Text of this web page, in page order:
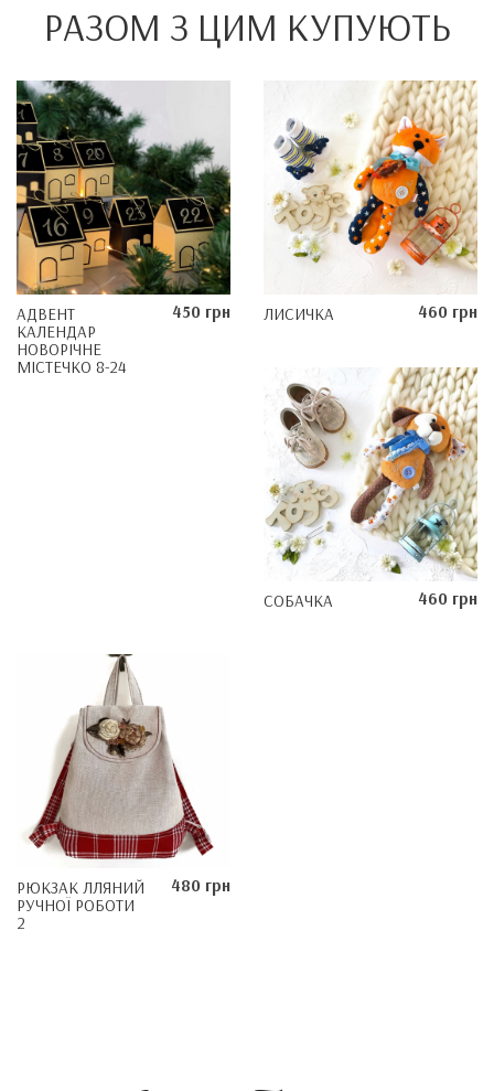
РАЗОМ З ЦИМ КУПУЮТЬ
АДВЕНТ
КАЛЕНДАР
НОВОРІЧНЕ
МІСТЕЧКО 8-24
450 грн ЛИСИЧКА 460 грн
СОБАЧКА 460 грн
РЮКЗАК ЛЛЯНИЙ
РУЧНОЇ РОБОТИ
2
480 грн